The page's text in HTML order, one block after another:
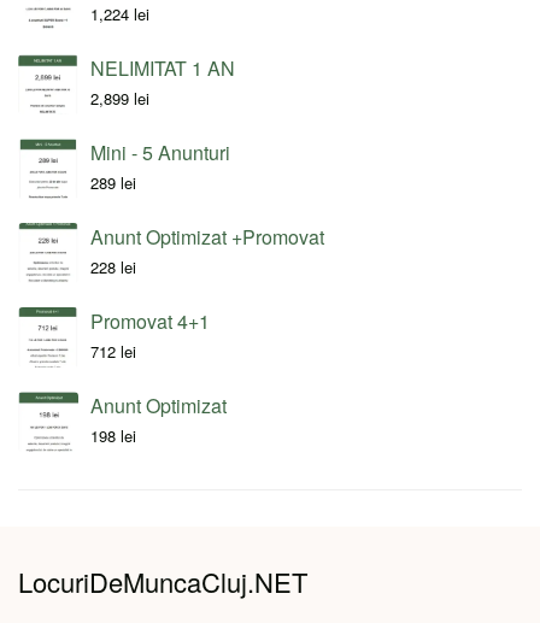
1,224 lei
NELIMITAT 1 AN
2,899 lei
Mini - 5 Anunturi
289 lei
Anunt Optimizat +Promovat
228 lei
Promovat 4+1
712 lei
Anunt Optimizat
198 lei
LocuriDeMuncaCluj.NET